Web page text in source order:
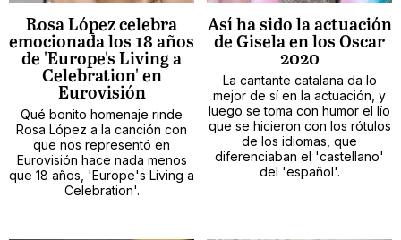
Rosa López celebra
emocionada los 18 años
de 'Europe's Living a
Celebration' en
Eurovisión
Qué bonito homenaje rinde
Rosa López a la canción con
que nos representó en
Eurovisión hace nada menos
que 18 años, 'Europe's Living a
Celebration'.
Así ha sido la actuación
de Gisela en los Oscar
2020
La cantante catalana da lo
mejor de sí en la actuación, y
luego se toma con humor el lío
que se hicieron con los rótulos
de los idiomas, que
diferenciaban el 'castellano'
del 'español'.